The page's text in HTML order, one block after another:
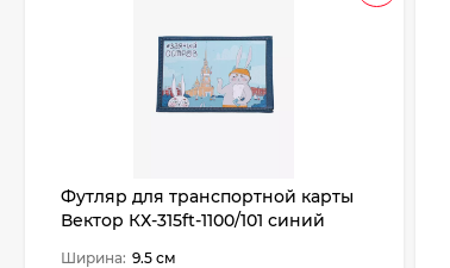
Футляр для транспортной карты
Вектор КХ-315ft-1100/101 синий
Ширина: 9.5 см